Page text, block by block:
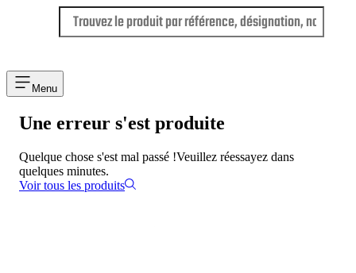
Menu
Une erreur s'est produite
Quelque chose s'est mal passé !Veuillez réessayez dans
quelques minutes.
Voir tous les produits